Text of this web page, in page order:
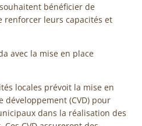
bénéficier de
leurs capacités et
avec la mise en place
locales prévoit la mise en
développement (CVD) pour
dans la réalisation des